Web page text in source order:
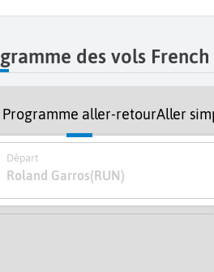
des vols
Programme aller-retourAller
Départ
Roland Garros(RUN)